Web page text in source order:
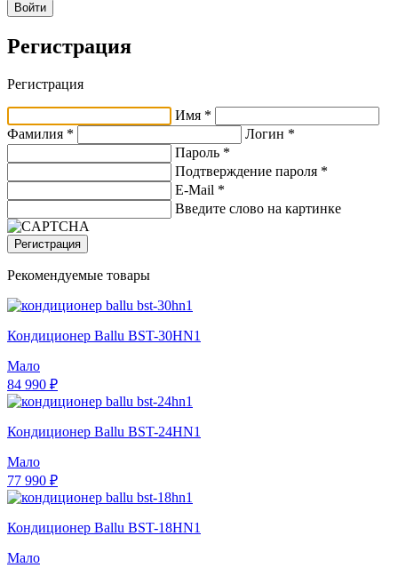
Войти
Регистрация
Регистрация
Имя *
Фамилия *
Логин *
Пароль *
Подтверждение пароля *
E-Mail *
Введите слово на картинке
Регистрация
Рекомендуемые товары
Кондиционер Ballu BST-30HN1
Мало
84 990 ₽
Кондиционер Ballu BST-24HN1
Мало
77 990 ₽
Кондиционер Ballu BST-18HN1
Мало